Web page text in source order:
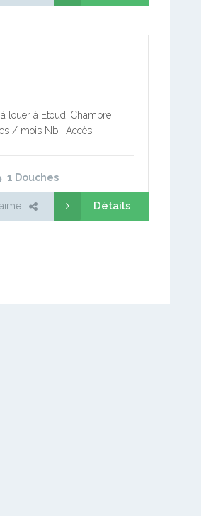
louer à Etoudi Chambre
/ mois Nb : Accès
1 Douches
Détails